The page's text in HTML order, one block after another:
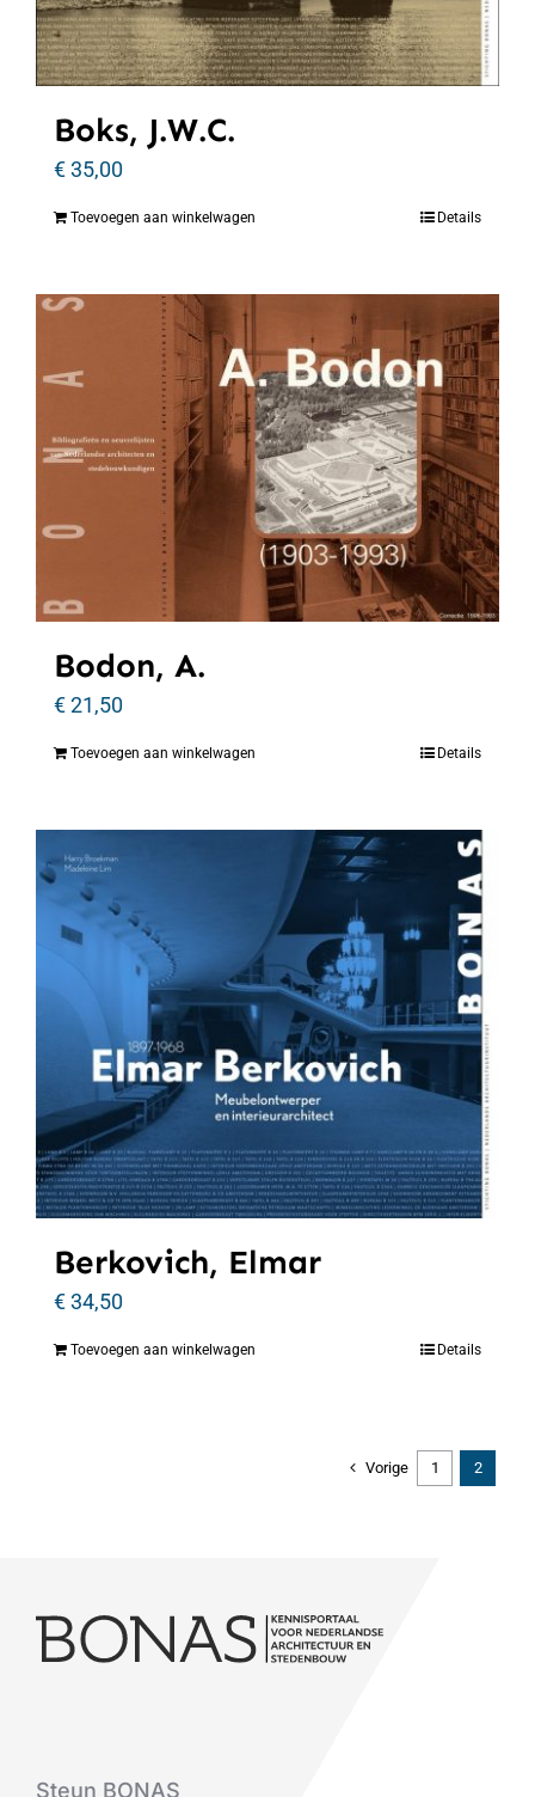
Boks, J.W.C.
€35,00
Toevoegen aan winkelwagen Details
Bodon, A.
€21,50
Toevoegen aan winkelwagen Details
Berkovich, Elmar
€34,50
Toevoegen aan winkelwagen Details
Vorige 1 2
Steun BONAS